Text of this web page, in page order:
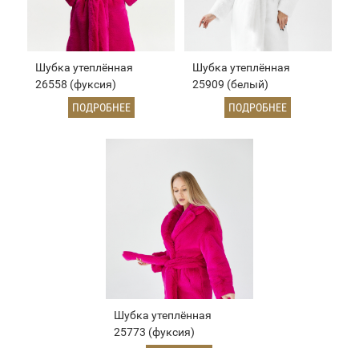
Шубка утеплённая
26558 (фуксия)
ПОДРОБНЕЕ
Шубка утеплённая
25909 (белый)
ПОДРОБНЕЕ
Шубка утеплённая
25773 (фуксия)